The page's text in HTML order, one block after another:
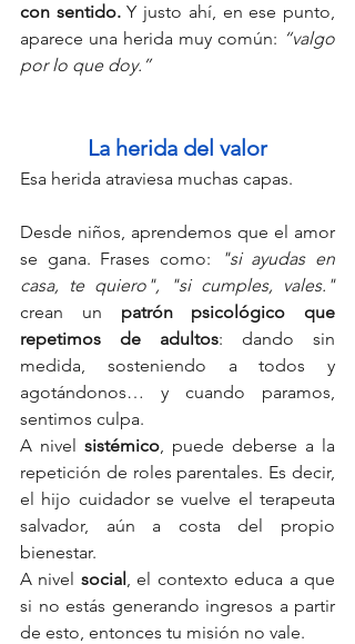
con sentido. Y justo ahí, en ese punto,
aparece una herida muy común: “valgo
por lo que doy.”
La herida del valor
Esa herida atraviesa muchas capas.
Desde niños, aprendemos que el amor
se gana. Frases como:
"si ayudas en
casa, te quiero", "si cumples, vales."
crean un patrón psicológico que
repetimos de
adultos: dando sin
medida, sosteniendo a todos y
agotándonos… y cuando paramos,
sentimos culpa.
A nivel sistémico, puede deberse a la
repetición de roles parentales. Es decir,
el hijo cuidador se vuelve el terapeuta
salvador, aún a costa del propio
bienestar.
A nivel social, el contexto educa a que
si no estás generando ingresos a partir
de esto, entonces tu misión no vale.